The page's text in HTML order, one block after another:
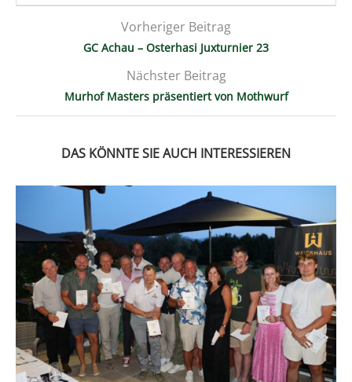
Vorheriger Beitrag
GC Achau – Osterhasi Juxturnier 23
Nächster Beitrag
Murhof Masters präsentiert von Mothwurf
DAS KÖNNTE SIE AUCH INTERESSIEREN